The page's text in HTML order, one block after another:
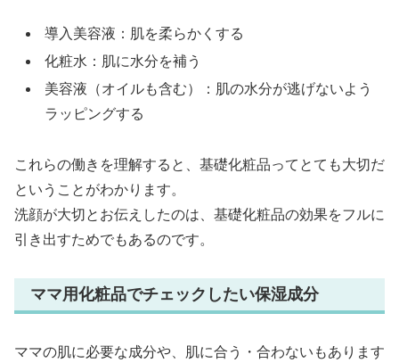
導入美容液：肌を柔らかくする
化粧水：肌に水分を補う
美容液（オイルも含む）：肌の水分が逃げないよう
ラッピングする
これらの働きを理解すると、基礎化粧品ってとても大切だ
ということがわかります。
洗顔が大切とお伝えしたのは、基礎化粧品の効果をフルに
引き出すためでもあるのです。
ママ用化粧品でチェックしたい保湿成分
ママの肌に必要な成分や、肌に合う・合わないもあります